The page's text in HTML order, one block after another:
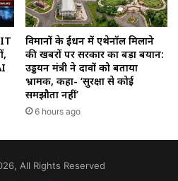
IT
विमानों के ईंधन में एथेनॉल मिलाने
की खबरों पर सरकार का बड़ा बयान:
उड्डयन मंत्री ने दावों को बताया
भ्रामक, कहा- ‘सुरक्षा से कोई
समझौता नहीं’
6 hours ago
All Rights Reserved